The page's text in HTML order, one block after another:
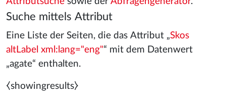
Suche mittels Attribut
Eine Liste der Seiten, die das Attribut „Skos
altLabel xml:lang="eng"“ mit dem Datenwert
„agate“ enthalten.
⧼showingresults⧽